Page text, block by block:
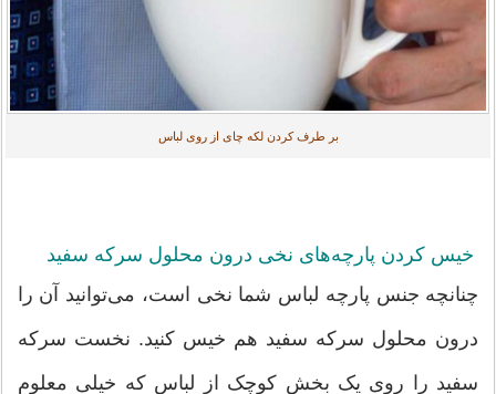
بر طرف کردن لکه چای از روی لباس
خیس کردن پارچه‌های نخی درون محلول سرکه سفید
چنانچه جنس پارچه لباس شما نخی است، می‌توانید آن را
درون محلول سرکه سفید هم خیس کنید. نخست سرکه
سفید را روی یک بخش کوچک از لباس که خیلی معلوم